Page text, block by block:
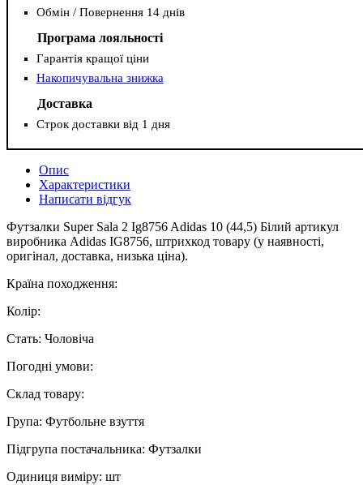
Обмін / Повернення 14 днів
Програма лояльності
Гарантія кращої ціни
Накопичувальна знижка
Доставка
Строк доставки від 1 дня
Опис
Характеристики
Написати відгук
Футзалки Super Sala 2 Ig8756 Adidas 10 (44,5) Білий артикул
виробника Adidas IG8756, штрихкод товару (у наявності,
оригінал, доставка, низька ціна).
Країна походження:
Колір:
Стать: Чоловіча
Погодні умови:
Склад товару:
Група: Футбольне взуття
Підгрупа постачальника: Футзалки
Одиниця виміру: шт